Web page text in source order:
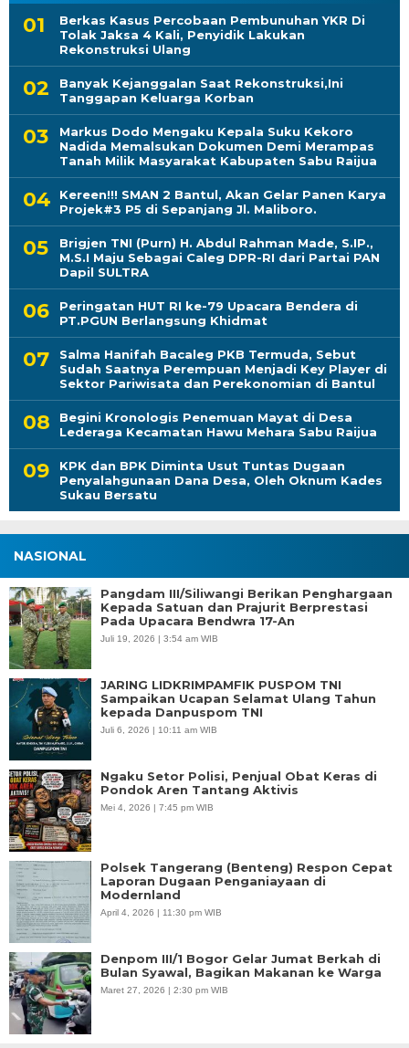
Berkas Kasus Percobaan Pembunuhan YKR Di
Tolak Jaksa 4 Kali, Penyidik Lakukan
Rekonstruksi Ulang
Banyak Kejanggalan Saat Rekonstruksi,Ini
Tanggapan Keluarga Korban
Markus Dodo Mengaku Kepala Suku Kekoro
Nadida Memalsukan Dokumen Demi Merampas
Tanah Milik Masyarakat Kabupaten Sabu Raijua
Kereen!!! SMAN 2 Bantul, Akan Gelar Panen Karya
Projek#3 P5 di Sepanjang Jl. Maliboro.
Brigjen TNI (Purn) H. Abdul Rahman Made, S.IP.,
M.S.I Maju Sebagai Caleg DPR-RI dari Partai PAN
Dapil SULTRA
Peringatan HUT RI ke-79 Upacara Bendera di
PT.PGUN Berlangsung Khidmat
Salma Hanifah Bacaleg PKB Termuda, Sebut
Sudah Saatnya Perempuan Menjadi Key Player di
Sektor Pariwisata dan Perekonomian di Bantul
Begini Kronologis Penemuan Mayat di Desa
Lederaga Kecamatan Hawu Mehara Sabu Raijua
KPK dan BPK Diminta Usut Tuntas Dugaan
Penyalahgunaan Dana Desa, Oleh Oknum Kades
Sukau Bersatu
NASIONAL
Pangdam III/Siliwangi Berikan Penghargaan
Kepada Satuan dan Prajurit Berprestasi
Pada Upacara Bendwra 17-An
Juli 19, 2026 | 3:54 am WIB
JARING LIDKRIMPAMFIK PUSPOM TNI
Sampaikan Ucapan Selamat Ulang Tahun
kepada Danpuspom TNI
Juli 6, 2026 | 10:11 am WIB
Ngaku Setor Polisi, Penjual Obat Keras di
Pondok Aren Tantang Aktivis
Mei 4, 2026 | 7:45 pm WIB
Polsek Tangerang (Benteng) Respon Cepat
Laporan Dugaan Penganiayaan di
Modernland
April 4, 2026 | 11:30 pm WIB
Denpom III/1 Bogor Gelar Jumat Berkah di
Bulan Syawal, Bagikan Makanan ke Warga
Maret 27, 2026 | 2:30 pm WIB